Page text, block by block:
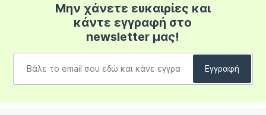
Μην χάνετε ευκαιρίες και
κάντε εγγραφή στο
newsletter μας!